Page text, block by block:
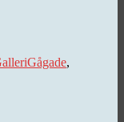
Gågade,